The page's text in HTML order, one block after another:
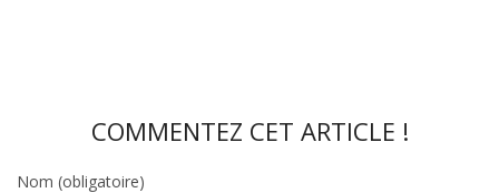
COMMENTEZ CET ARTICLE !
Nom (obligatoire)